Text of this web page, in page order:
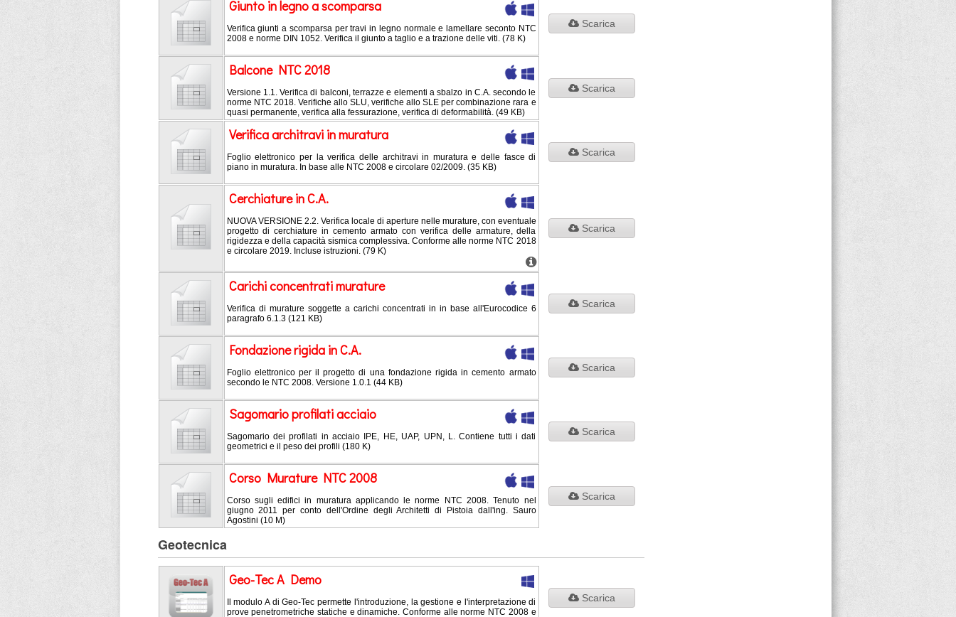
Giunto in legno a scomparsa
Verifica giunti a scomparsa per travi in legno normale e lamellare seconto NTC
2008 e norme DIN 1052. Verifica il giunto a taglio e a trazione delle viti. (78 K)
Scarica
Balcone NTC 2018
Versione 1.1. Verifica di balconi, terrazze e elementi a sbalzo in C.A. secondo le
norme NTC 2018. Verifiche allo SLU, verifiche allo SLE per combinazione rara e
quasi permanente, verifica alla fessurazione, verifica di deformabilità. (49 KB)
Scarica
Verifica architravi in muratura
Foglio elettronico per la verifica delle architravi in muratura e delle fasce di
piano in muratura. In base alle NTC 2008 e circolare 02/2009. (35 KB)
Scarica
Cerchiature in C.A.
NUOVA VERSIONE 2.2. Verifica locale di aperture nelle murature, con eventuale
progetto di cerchiature in cemento armato con verifica delle armature, della
rigidezza e della capacità sismica complessiva. Conforme alle norme NTC 2018
e circolare 2019. Incluse istruzioni. (79 K)
Scarica
Carichi concentrati murature
Verifica di murature soggette a carichi concentrati in in base all'Eurocodice 6
paragrafo 6.1.3 (121 KB)
Scarica
Fondazione rigida in C.A.
Foglio elettronico per il progetto di una fondazione rigida in cemento armato
secondo le NTC 2008. Versione 1.0.1 (44 KB)
Scarica
Sagomario profilati acciaio
Sagomario dei profilati in acciaio IPE, HE, UAP, UPN, L. Contiene tutti i dati
geometrici e il peso dei profili (180 K)
Scarica
Corso Murature NTC 2008
Corso sugli edifici in muratura applicando le norme NTC 2008. Tenuto nel
giugno 2011 per conto dell'Ordine degli Architetti di Pistoia dall'ing. Sauro
Agostini (10 M)
Scarica
Geotecnica
Geo-Tec A Demo
Il modulo A di Geo-Tec permette l'introduzione, la gestione e l'interpretazione di
prove penetrometriche statiche e dinamiche. Conforme alle norme NTC 2008 e
Scarica